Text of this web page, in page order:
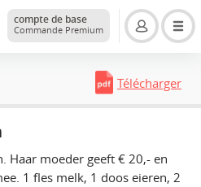
compte de base
Commande Premium
Télécharger
Haar moeder geeft € 20,- en
1 fles melk, 1 doos eieren, 2